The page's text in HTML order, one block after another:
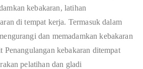
kebakaran, latihan
di tempat kerja. Termasuk dalam
dan memadamkan kebakaran
Penangulangan kebakaran ditempat
pelatihan dan gladi